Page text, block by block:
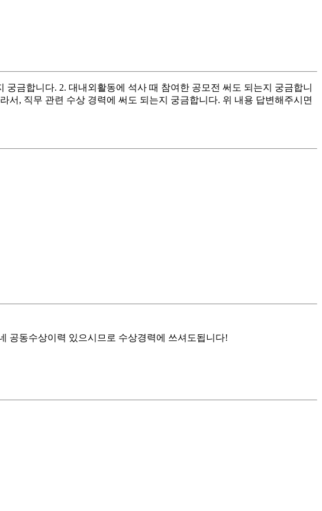
금합니다. 2. 대내외활동에 석사 때 참여한 공모전 써도 되는지 궁금합니
, 직무 관련 수상 경력에 써도 되는지 궁금합니다. 위 내용 답변해주시면
공동수상이력 있으시므로 수상경력에 쓰셔도됩니다!